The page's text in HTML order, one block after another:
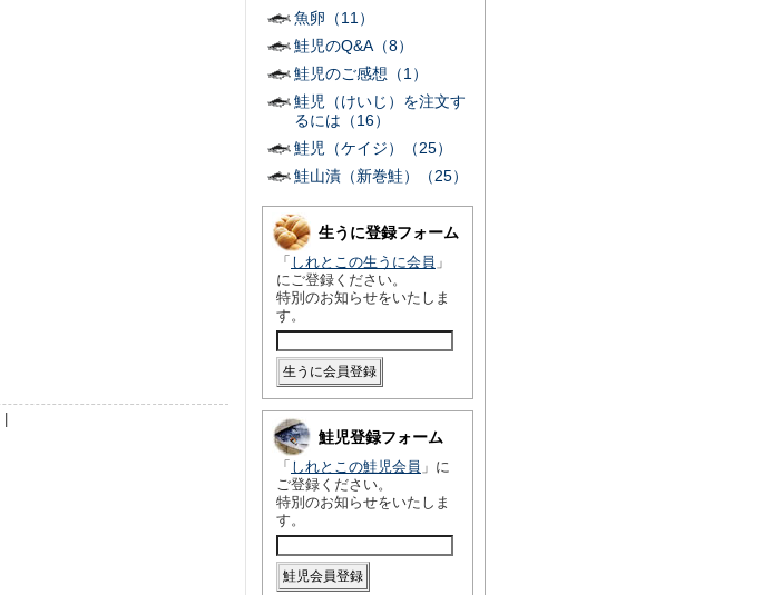
魚卵（11）
鮭児のQ&A（8）
鮭児のご感想（1）
鮭児（けいじ）を注文す
るには（16）
鮭児（ケイジ）（25）
鮭山漬（新巻鮭）（25）
生うに登録フォーム
「 しれとこの生うに会員 」
にご登録ください。
特別のお知らせをいたしま
す。
鮭児登録フォーム
「 しれとこの鮭児会員 」に
ご登録ください。
特別のお知らせをいたしま
す。